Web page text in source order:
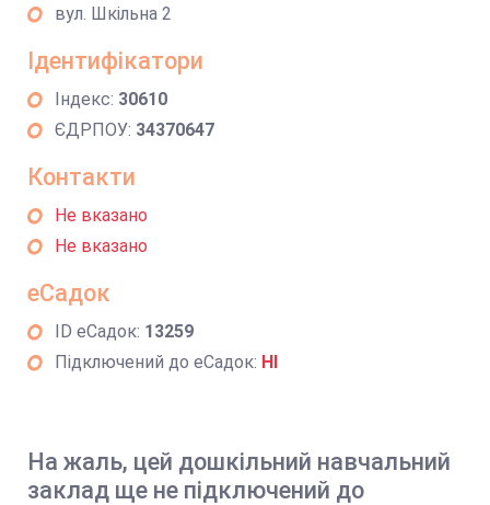
вул. Шкільна 2
Ідентифікатори
Індекс: 30610
ЄДРПОУ: 34370647
Контакти
Не вказано
Не вказано
еСадок
ID еСадок: 13259
Підключений до еСадок: НІ
На жаль, цей дошкільний навчальний
заклад ще не підключений до